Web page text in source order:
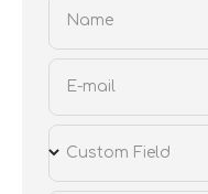
Name
E-mail
Custom Field